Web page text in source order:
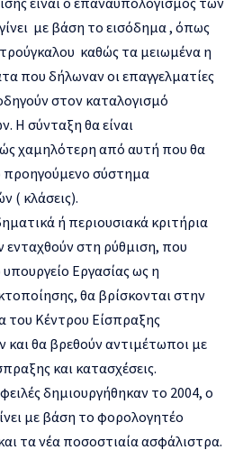
με βάση το εισόδημα , όπως
καθώς τα μειωμένα η
που δήλωναν οι επαγγελματίες
στον καταλογισμό
Η σύνταξη θα είναι
χαμηλότερη από αυτή που θα
σύστημα
( κλάσεις).
ή περιουσιακά κριτήρια
ενταχθούν στη ρύθμιση, που
Εργασίας ως η
θα βρίσκονται στην
Κέντρου Είσπραξης
θα βρεθούν αντιμέτωποι με
και κατασχέσεις.
δημιουργήθηκαν το 2004, ο
με βάση το φορολογητέο
τα νέα ποσοστιαία ασφάλιστρα.